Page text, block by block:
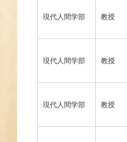
現代人間学部 教授
現代人間学部 教授
現代人間学部 教授